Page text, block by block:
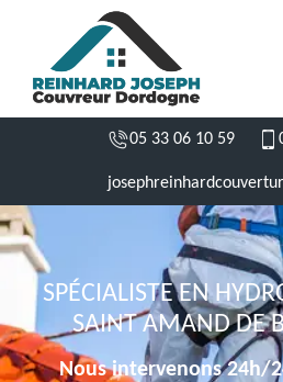
05 33 06 10 59
SPÉCIALISTE EN
SAINT AMAND DE
Nous intervenons 24h/